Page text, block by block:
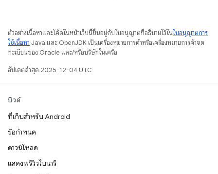
ตัวอย่างเนื้อหาและโค้ดในหน้าเว็บนี้ขึ้นอยู่กับใบอนุญาตที่อธิบายไว้ในใบอนุญาตการ
ใช้เนื้อหา Java และ OpenJDK เป็นเครื่องหมายการค้าหรือเครื่องหมายการค้าจด
ทะเบียนของ Oracle และ/หรือบริษัทในเครือ
อัปเดตล่าสุด 2025-12-04 UTC
บิวด์
ที่เก็บสำหรับ Android
ข้อกำหนด
ดาวน์โหลด
แสดงพรีวิวไบนารี